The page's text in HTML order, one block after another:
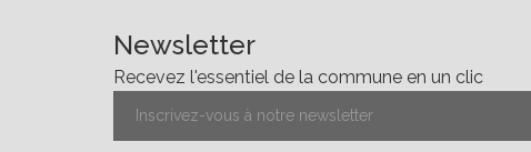
Newsletter
Recevez l'essentiel de la commune en un clic